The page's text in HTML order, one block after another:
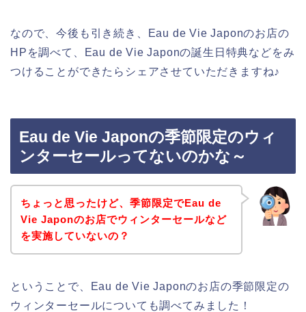
なので、今後も引き続き、Eau de Vie Japonのお店の
HPを調べて、Eau de Vie Japonの誕生日特典などをみ
つけることができたらシェアさせていただきますね♪
Eau de Vie Japonの季節限定のウィ
ンターセールってないのかな～
ちょっと思ったけど、季節限定でEau de
Vie Japonのお店でウィンターセールなど
を実施していないの？
ということで、Eau de Vie Japonのお店の季節限定の
ウィンターセールについても調べてみました！